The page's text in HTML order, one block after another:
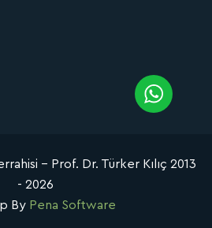
- Prof. Dr. Türker Kılıç 2013
- 2026
By Pena Software